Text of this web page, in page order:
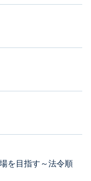
を目指す～法令順